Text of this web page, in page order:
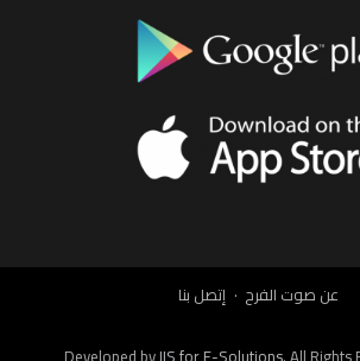
عن صوت الفرح إتصل بنا